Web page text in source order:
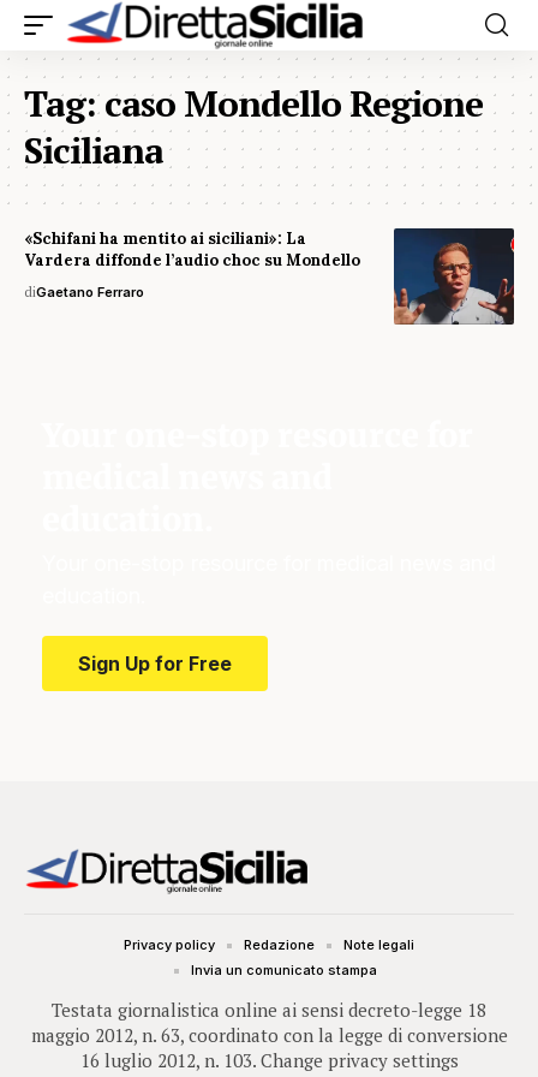
Tag:caso Mondello Regione
Siciliana
«Schifani ha mentito ai siciliani»: La
Vardera diffonde l’audio choc su Mondello
diGaetano Ferraro
Sign Up for Free
Testata giornalistica online ai sensi decreto-legge 18
maggio 2012, n. 63, coordinato con la legge di conversione
16 luglio 2012, n. 103. Change privacy settings
Privacy policy Redazione
Note legali
Invia un comunicato stampa